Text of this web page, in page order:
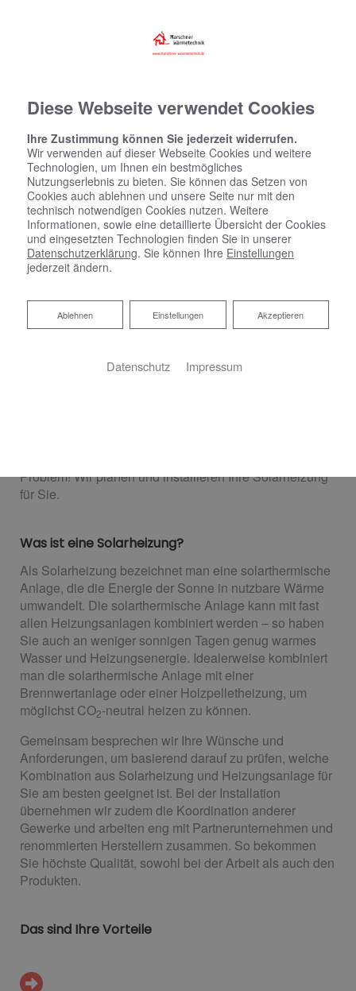
Problem! Wir planen und installieren Ihre Solarheizung
für Sie.
Was ist eine Solarheizung?
Als Solarheizung bezeichnet man eine solarthermische
Anlage, die die Energie der Sonne in nutzbare Wärme
umwandelt. Die solarthermische Anlage kann mit fast
allen Heizungsanlagen kombiniert werden – so haben
Sie auch an weniger sonnigen Tagen genug warmes
Wasser und Heizungsenergie. Idealerweise kombiniert
man die solarthermische Anlage mit einer
Brennwertanlage oder einer Holzpelletheizung, um
möglichst CO2-neutral heizen zu können.
Gemeinsam besprechen wir Ihre Wünsche und
Anforderungen, um basierend darauf zu prüfen, welche
Kombination aus Solarheizung und Heizungsanlage für
Sie am besten geeignet ist. Bei der Installation
übernehmen wir zudem die Koordination anderer
Gewerke und arbeiten eng mit Partnerunternehmen und
renommierten Herstellern zusammen. So bekommen
Sie höchste Qualität, sowohl bei der Arbeit als auch den
Produkten.
Das sind Ihre Vorteile
Diese Webseite verwendet Cookies
Ihre Zustimmung können Sie jederzeit widerrufen.
Wir verwenden auf dieser Webseite Cookies und weitere
Technologien, um Ihnen ein bestmögliches
Nutzungserlebnis zu bieten. Sie können das Setzen von
Cookies auch ablehnen und unsere Seite nur mit den
technisch notwendigen Cookies nutzen. Weitere
Informationen, sowie eine detaillierte Übersicht der Cookies
und eingesetzten Technologien finden Sie in unserer
Datenschutzerklärung. Sie können Ihre Einstellungen
jederzeit ändern.
Akzeptieren
Einstellungen
Ablehnen
Ablehnen
Datenschutz Impressum